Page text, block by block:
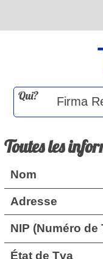
Qui?
Toutes les
Nom
Adresse
NIP (Numéro de
État de Tva